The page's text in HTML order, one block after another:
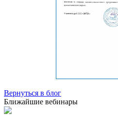
Вернуться в блог
Ближайшие вебинары